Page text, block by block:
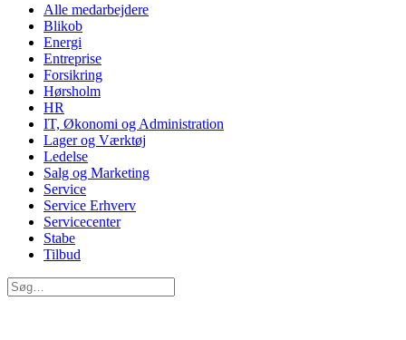
Alle medarbejdere
Blikob
Energi
Entreprise
Forsikring
Hørsholm
HR
IT, Økonomi og Administration
Lager og Værktøj
Ledelse
Salg og Marketing
Service
Service Erhverv
Servicecenter
Stabe
Tilbud